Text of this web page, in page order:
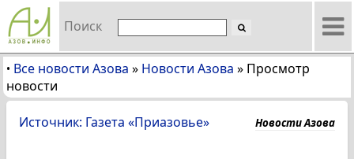
Поиск
• Все новости Азова » Новости Азова » Просмотр
новости
Источник: Газета «Приазовье» Новости Азова